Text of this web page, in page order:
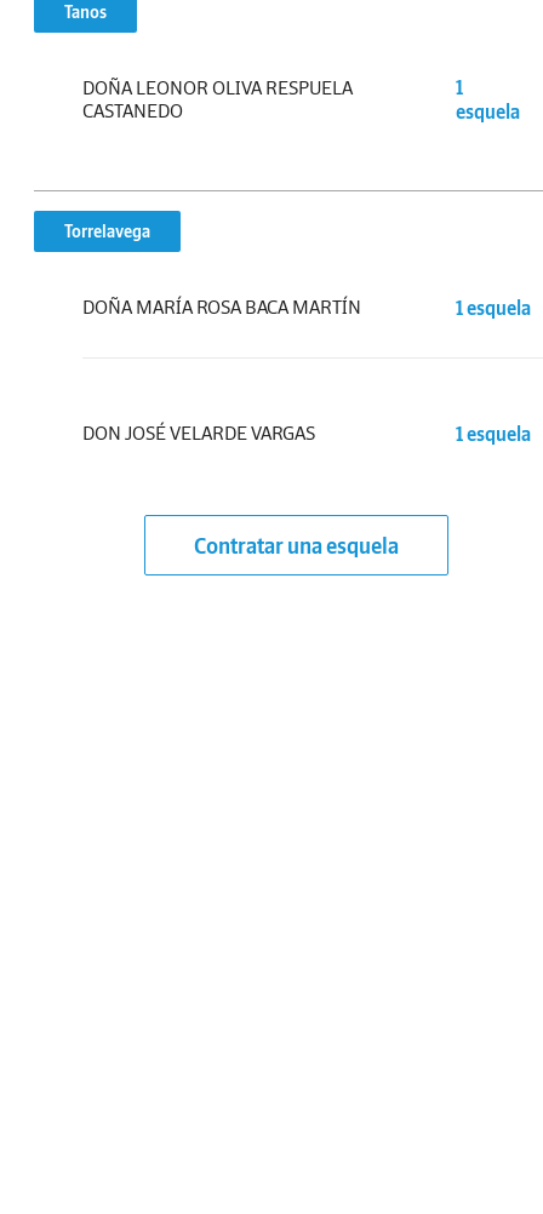
Tanos
DOÑA LEONOR OLIVA RESPUELA
CASTANEDO
1
esquela
Torrelavega
DOÑA MARÍA ROSA BACA MARTÍN 1 esquela
DON JOSÉ VELARDE VARGAS 1 esquela
Contratar una esquela